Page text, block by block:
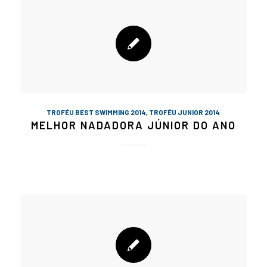
TROFÉU BEST SWIMMING 2014, TROFÉU JUNIOR 2014
MELHOR NADADORA JÚNIOR DO ANO